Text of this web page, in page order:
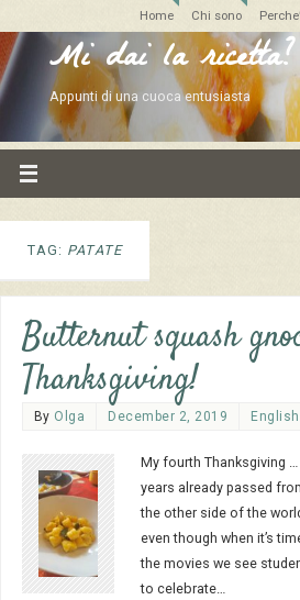
Home Chi sono
Mi dai la ricetta?
Appunti di una cuoca entusiasta
TAG: PATATE
Butternut squash
Thanksgiving!
By Olga December 2, 2019
My fourth Thanksgiving
years already passed
the other side of the
even though when it’s
the movies we see
to celebrate…